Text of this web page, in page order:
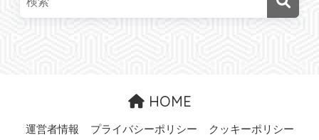
HOME
運営者情報 プライバシーポリシー クッキーポリシー